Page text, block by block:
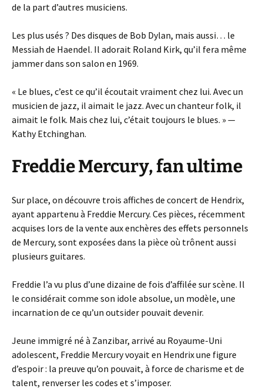
de la part d’autres musiciens.
Les plus usés ? Des disques de Bob Dylan, mais aussi… le
Messiah de Haendel. Il adorait Roland Kirk, qu’il fera même
jammer dans son salon en 1969.
« Le blues, c’est ce qu’il écoutait vraiment chez lui. Avec un
musicien de jazz, il aimait le jazz. Avec un chanteur folk, il
aimait le folk. Mais chez lui, c’était toujours le blues. » —
Kathy Etchinghan.
Freddie Mercury, fan ultime
Sur place, on découvre trois affiches de concert de Hendrix,
ayant appartenu à Freddie Mercury. Ces pièces, récemment
acquises lors de la vente aux enchères des effets personnels
de Mercury, sont exposées dans la pièce où trônent aussi
plusieurs guitares.
Freddie l’a vu plus d’une dizaine de fois d’affilée sur scène. Il
le considérait comme son idole absolue, un modèle, une
incarnation de ce qu’un outsider pouvait devenir.
Jeune immigré né à Zanzibar, arrivé au Royaume-Uni
adolescent, Freddie Mercury voyait en Hendrix une figure
d’espoir : la preuve qu’on pouvait, à force de charisme et de
talent, renverser les codes et s’imposer.